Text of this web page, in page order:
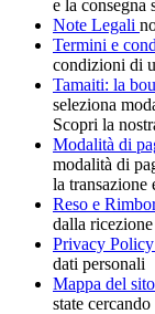
e la consegna
Note Legali
Termini e
condizioni di
Tamaiti: la
seleziona
Scopri la
Modalità di
modalità di
la transazione
Reso e
dalla
Privacy Policy
dati personali
Mappa del sito
state cercando